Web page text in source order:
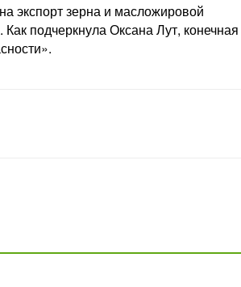
экспорт зерна и масложировой
подчеркнула Оксана Лут, конечная